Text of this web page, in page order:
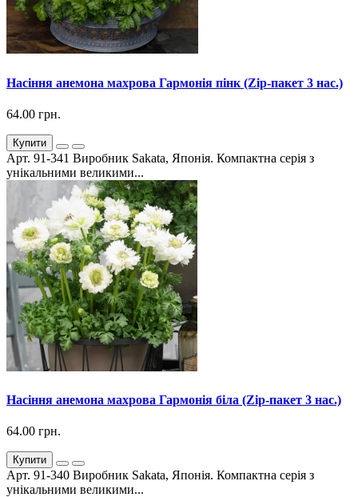
Насіння анемона махрова Гармонія пінк (Zip-пакет 3 нас.)
64.00 грн.
Купити
Арт. 91-341 Виробник Sakata, Японія. Компактна серія з
унікальними великими...
Насіння анемона махрова Гармонія біла (Zip-пакет 3 нас.)
64.00 грн.
Купити
Арт. 91-340 Виробник Sakata, Японія. Компактна серія з
унікальними великими...